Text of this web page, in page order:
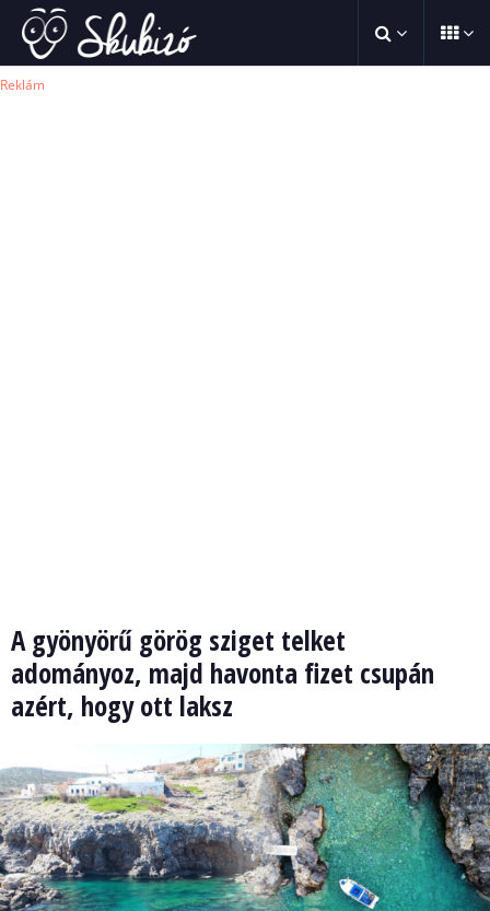
Reklám
A gyönyörű görög sziget telket
adományoz, majd havonta fizet csupán
azért, hogy ott laksz